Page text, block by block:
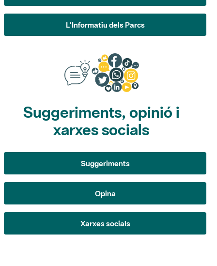
L'Informatiu dels Parcs
Suggeriments, opinió i
xarxes socials
Suggeriments
Opina
Xarxes socials